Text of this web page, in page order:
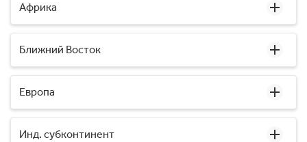
Африка
Ближний Восток
Европа
Инд. субконтинент